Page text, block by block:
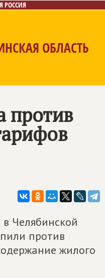
РОССИЯ
ОБЛАСТЬ
против
Челябинской
против
жилого